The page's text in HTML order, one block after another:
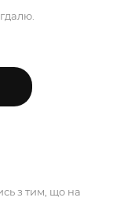
з тим, що на